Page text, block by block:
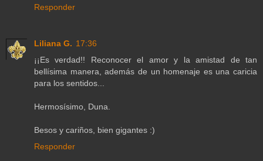
Responder
Liliana G. 17:36
¡¡Es verdad!! Reconocer el amor y la amistad de tan
bellísima manera, además de un homenaje es una caricia
para los sentidos...
Hermosísimo, Duna.
Besos y cariños, bien gigantes :)
Responder